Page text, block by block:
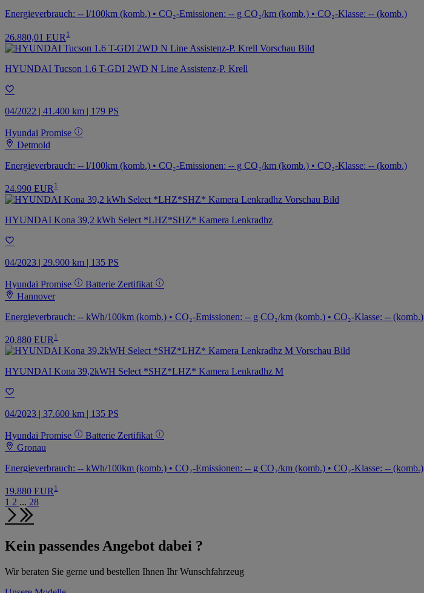
Energieverbrauch: -- l/100km (komb.) • CO₂-Emissionen: -- g CO₂/km (komb.) • CO₂-Klasse: -- (komb.)
26.880,01 EUR 1
HYUNDAI Tucson 1.6 T-GDI 2WD N Line Assistenz-P. Krell
04/2022 | 41.400 km | 179 PS
Hyundai Promise
Detmold
Energieverbrauch: -- l/100km (komb.) • CO₂-Emissionen: -- g CO₂/km (komb.) • CO₂-Klasse: -- (komb.)
24.990 EUR 1
HYUNDAI Kona 39,2 kWh Select *LHZ*SHZ* Kamera Lenkradhz
04/2023 | 29.900 km | 135 PS
Hyundai Promise
Batterie Zertifikat
Hannover
Energieverbrauch: -- kWh/100km (komb.) • CO₂-Emissionen: -- g CO₂/km (komb.) • CO₂-Klasse: -- (komb.)
20.880 EUR 1
HYUNDAI Kona 39,2kWH Select *SHZ*LHZ* Kamera Lenkradhz M
04/2023 | 37.600 km | 135 PS
Hyundai Promise
Batterie Zertifikat
Gronau
Energieverbrauch: -- kWh/100km (komb.) • CO₂-Emissionen: -- g CO₂/km (komb.) • CO₂-Klasse: -- (komb.)
19.880 EUR1
1 2 ... 28
Kein passendes Angebot dabei ?
Wir beraten Sie gerne und bestellen Ihnen Ihr Wunschfahrzeug